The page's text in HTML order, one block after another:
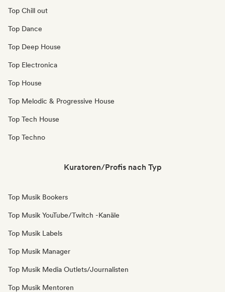
Top Chill out
Top Dance
Top Deep House
Top Electronica
Top House
Top Melodic & Progressive House
Top Tech House
Top Techno
Kuratoren/Profis nach Typ
Top Musik Bookers
Top Musik YouTube/Twitch -Kanäle
Top Musik Labels
Top Musik Manager
Top Musik Media Outlets/Journalisten
Top Musik Mentoren